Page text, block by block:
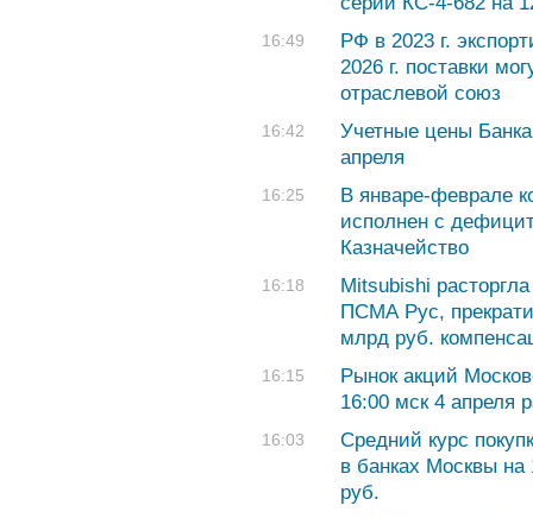
16:49
РФ в 2023 г.
2026 г. поставки
отраслевой союз
16:42
Учетные цены
апреля
16:25
В январе-феврале
исполнен с
Казначейство
16:18
Mitsubishi
ПСМА Рус,
млрд руб.
16:15
Рынок акций
16:00 мск 4 апреля
16:03
Cредний курс
в банках Москвы на
руб.